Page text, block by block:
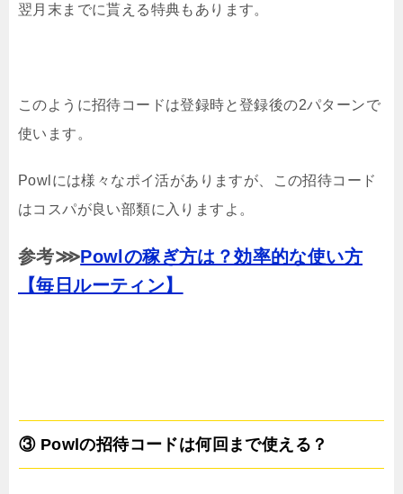
翌月末までに貰える特典もあります。
このように招待コードは登録時と登録後の2パターンで
使います。
Powlには様々なポイ活がありますが、この招待コード
はコスパが良い部類に入りますよ。
参考⋙Powlの稼ぎ方は？効率的な使い方
【毎日ルーティン】
③ Powlの招待コードは何回まで使える？